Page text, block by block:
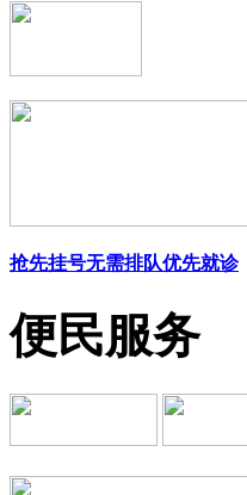
抢先挂号无需排队优先就诊
便民服务